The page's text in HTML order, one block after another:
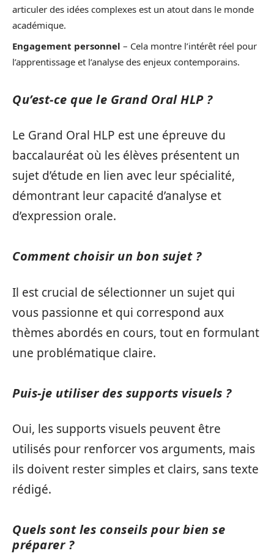
articuler des idées complexes est un atout dans le monde
académique.
Engagement personnel – Cela montre l’intérêt réel pour
l’apprentissage et l’analyse des enjeux contemporains.
Qu’est-ce que le Grand Oral HLP ?
Le Grand Oral HLP est une épreuve du
baccalauréat où les élèves présentent un
sujet d’étude en lien avec leur spécialité,
démontrant leur capacité d’analyse et
d’expression orale.
Comment choisir un bon sujet ?
Il est crucial de sélectionner un sujet qui
vous passionne et qui correspond aux
thèmes abordés en cours, tout en formulant
une problématique claire.
Puis-je utiliser des supports visuels ?
Oui, les supports visuels peuvent être
utilisés pour renforcer vos arguments, mais
ils doivent rester simples et clairs, sans texte
rédigé.
Quels sont les conseils pour bien se
préparer ?